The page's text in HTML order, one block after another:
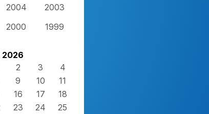
2004
2003
2000 1999
2026
2 3
4
9 10
11
16 17
18
23 24
25